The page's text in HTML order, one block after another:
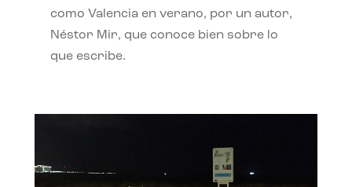
como Valencia en verano, por un autor,
Néstor Mir, que conoce bien sobre lo
que escribe.